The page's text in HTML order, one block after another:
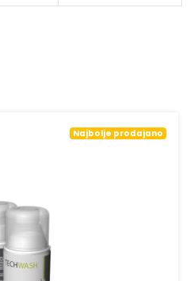
Najbolje prodajano